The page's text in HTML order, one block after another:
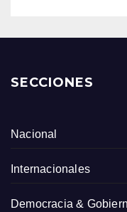
SECCIONES
Nacional
Internacionales
Democracia &